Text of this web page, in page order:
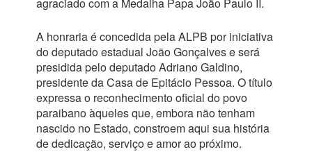
A honraria é concedida pela ALPB por iniciativa
do deputado estadual João Gonçalves e será
presidida pelo deputado Adriano Galdino,
presidente da Casa de Epitácio Pessoa. O título
expressa o reconhecimento oficial do povo
paraibano àqueles que, embora não tenham
nascido no Estado, constroem aqui sua história
de dedicação, serviço e amor ao próximo.